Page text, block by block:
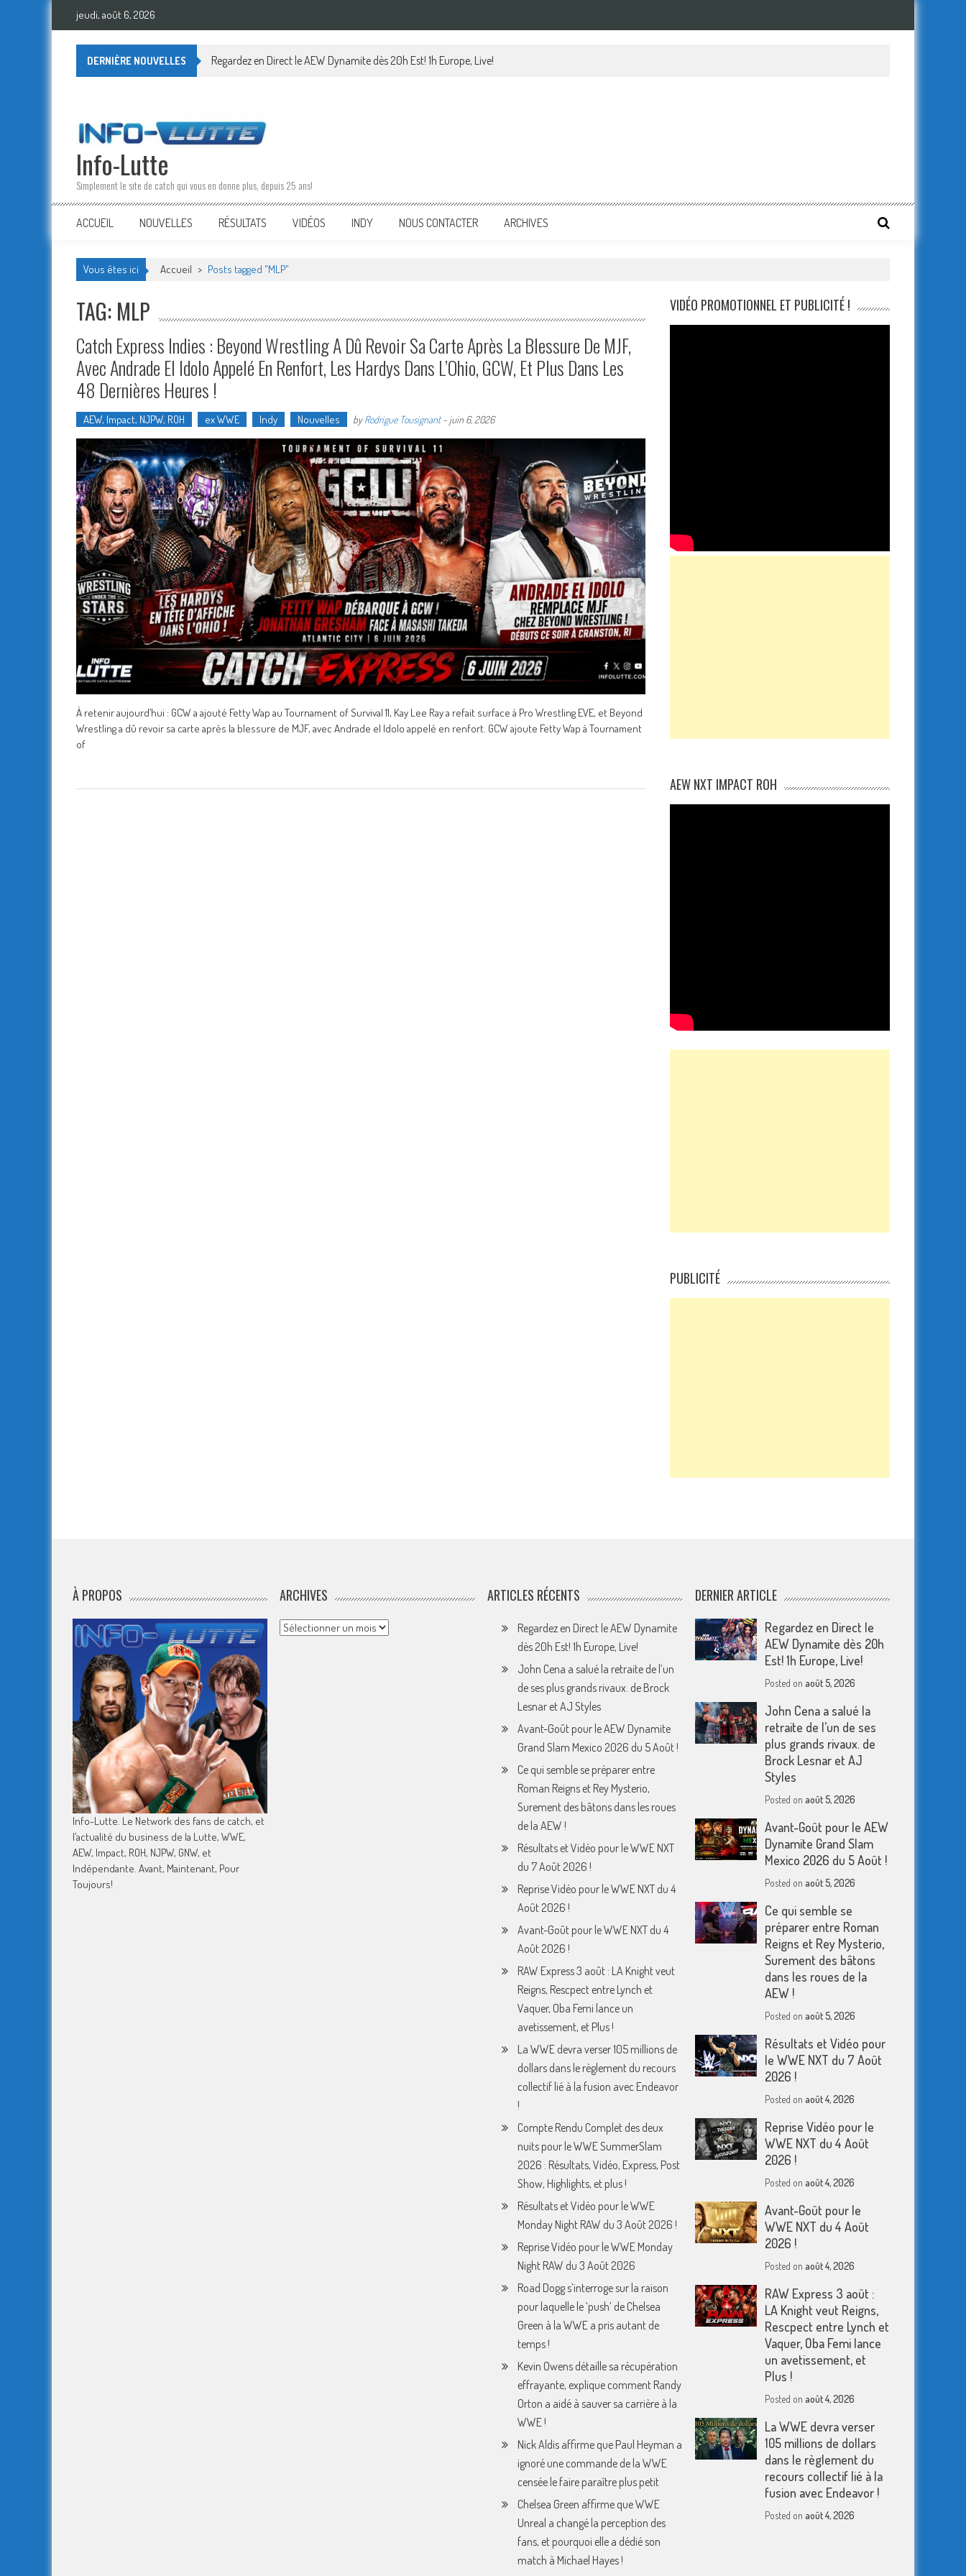
Skip
jeudi, août 6, 2026
DERNIÈRE NOUVELLES Regardez en Direct le AEW Dynamite dès 20h Est! 1h Europe, Live!
Info-Lutte
Simplement le site de catch qui vous en donne plus, depuis 25 ans!
ACCUEIL NOUVELLES RÉSULTATS VIDÉOS INDY NOUS CONTACTER ARCHIVES
Vous êtes ici Accueil > Posts tagged "MLP"
TAG: MLP
Catch Express Indies : Beyond Wrestling A Dû Revoir Sa Carte Après La Blessure De MJF,
Avec Andrade El Idolo Appelé En Renfort, Les Hardys Dans L’Ohio, GCW, Et Plus Dans Les
48 Dernières Heures !
AEW, Impact, NJPW, ROH ex WWE Indy Nouvelles byRodrigue Tousignant- juin 6, 2026
À retenir aujourd’hui : GCW a ajouté Fetty Wap au Tournament of Survival 11, Kay Lee Ray a refait surface à Pro Wrestling EVE, et Beyond
Wrestling a dû revoir sa carte après la blessure de MJF, avec Andrade el Idolo appelé en renfort. GCW ajoute Fetty Wap à Tournament
of
VIDÉO PROMOTIONNEL ET PUBLICITÉ !
AEW NXT IMPACT ROH
PUBLICITÉ
À PROPOS
Info-Lutte. Le Network des fans de catch, et
l’actualité du business de la Lutte, WWE,
AEW, Impact, ROH, NJPW, GNW, et
Indépendante. Avant, Maintenant, Pour
Toujours!
ARCHIVES
Archives
ARTICLES RÉCENTS
Regardez en Direct le AEW Dynamite
dès 20h Est! 1h Europe, Live!
John Cena a salué la retraite de l’un
de ses plus grands rivaux. de Brock
Lesnar et AJ Styles
Avant-Goût pour le AEW Dynamite
Grand Slam Mexico 2026 du 5 Août !
Ce qui semble se préparer entre
Roman Reigns et Rey Mysterio,
Surement des bâtons dans les roues
de la AEW !
Résultats et Vidéo pour le WWE NXT
du 7 Août 2026 !
Reprise Vidéo pour le WWE NXT du 4
Août 2026 !
Avant-Goût pour le WWE NXT du 4
Août 2026 !
RAW Express 3 août : LA Knight veut
Reigns, Rescpect entre Lynch et
Vaquer, Oba Femi lance un
avetissement, et Plus !
La WWE devra verser 105 millions de
dollars dans le règlement du recours
collectif lié à la fusion avec Endeavor
!
Compte Rendu Complet des deux
nuits pour le WWE SummerSlam
2026 : Résultats, Vidéo, Express, Post
Show, Highlights, et plus !
Résultats et Vidéo pour le WWE
Monday Night RAW du 3 Août 2026 !
Reprise Vidéo pour le WWE Monday
Night RAW du 3 Août 2026
Road Dogg s’interroge sur la raison
pour laquelle le ‘push’ de Chelsea
Green à la WWE a pris autant de
temps !
Kevin Owens détaille sa récupération
effrayante, explique comment Randy
Orton a aidé à sauver sa carrière à la
WWE !
Nick Aldis affirme que Paul Heyman a
ignoré une commande de la WWE
censée le faire paraître plus petit
Chelsea Green affirme que WWE
Unreal a changé la perception des
fans, et pourquoi elle a dédié son
match à Michael Hayes !
DERNIER ARTICLE
Regardez en Direct le
AEW Dynamite dès 20h
Est! 1h Europe, Live!
Posted on août 5, 2026
John Cena a salué la
retraite de l’un de ses
plus grands rivaux. de
Brock Lesnar et AJ
Styles
Posted on août 5, 2026
Avant-Goût pour le AEW
Dynamite Grand Slam
Mexico 2026 du 5 Août !
Posted on août 5, 2026
Ce qui semble se
préparer entre Roman
Reigns et Rey Mysterio,
Surement des bâtons
dans les roues de la
AEW !
Posted on août 5, 2026
Résultats et Vidéo pour
le WWE NXT du 7 Août
2026 !
Posted on août 4, 2026
Reprise Vidéo pour le
WWE NXT du 4 Août
2026 !
Posted on août 4, 2026
Avant-Goût pour le
WWE NXT du 4 Août
2026 !
Posted on août 4, 2026
RAW Express 3 août :
LA Knight veut Reigns,
Rescpect entre Lynch et
Vaquer, Oba Femi lance
un avetissement, et
Plus !
Posted on août 4, 2026
La WWE devra verser
105 millions de dollars
dans le règlement du
recours collectif lié à la
fusion avec Endeavor !
Posted on août 4, 2026